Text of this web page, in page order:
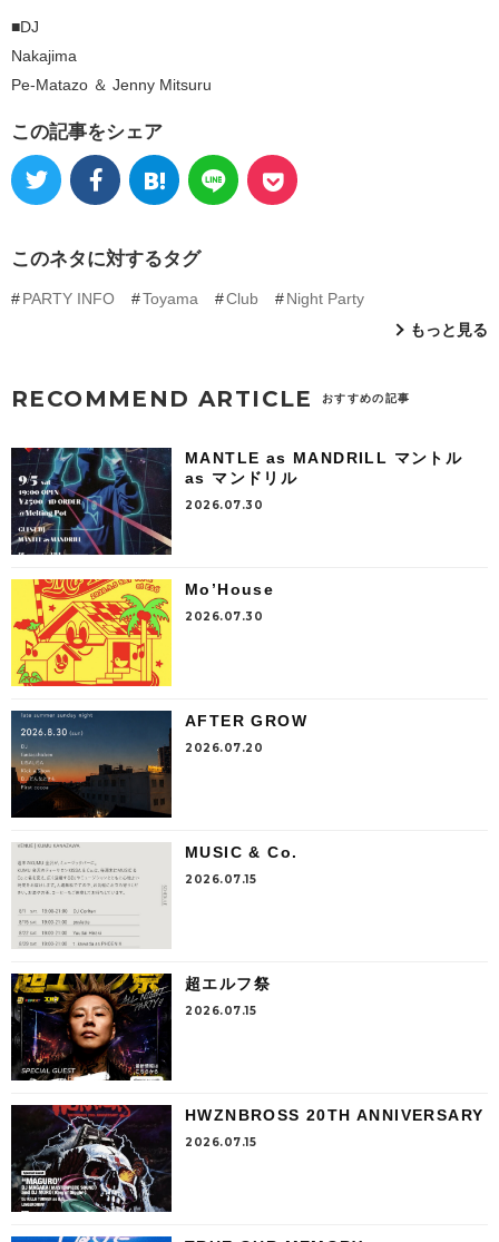
■DJ
Nakajima
Pe-Matazo ＆ Jenny Mitsuru
この記事をシェア
このネタに対するタグ
PARTY INFO Toyama Club
Night Party
もっと見る
RECOMMEND ARTICLE おすすめの記事
MANTLE as MANDRILL マントル
as マンドリル
2026.07.30
Mo’House
2026.07.30
AFTER GROW
2026.07.20
MUSIC & Co.
2026.07.15
超エルフ祭
2026.07.15
HWZNBROSS 20TH ANNIVERSARY
2026.07.15